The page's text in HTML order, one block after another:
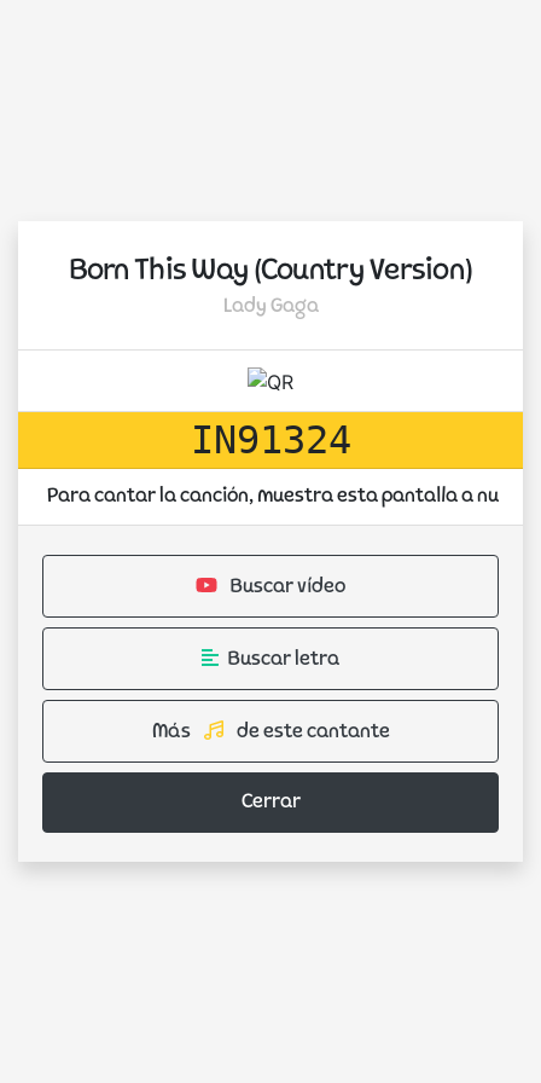
Born This Way (Country Version)
Lady Gaga
IN91324
Para cantar la canción, muestra esta pantalla a
Buscar vídeo
Buscar letra
Más de este cantante
Cerrar